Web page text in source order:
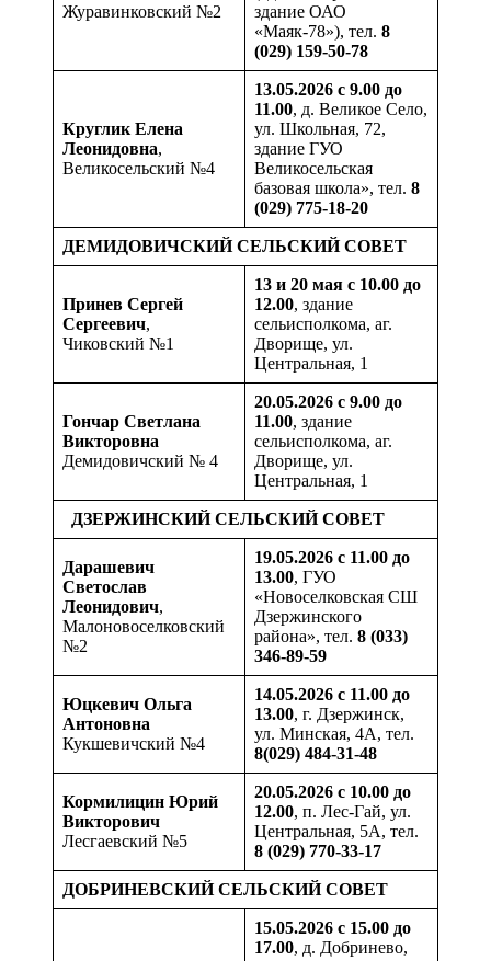
Журавинковский №2
здание ОАО
«Маяк-78»), тел. 8
(029) 159-50-78
Круглик Елена
Леонидовна,
Великосельский №4
13.05.2026 с 9.00 до
11.00, д. Великое Село,
ул. Школьная, 72,
здание ГУО
Великосельская
базовая школа», тел. 8
(029) 775-18-20
ДЕМИДОВИЧСКИЙ СЕЛЬСКИЙ СОВЕТ
Принев Сергей
Сергеевич,
Чиковский №1
13 и 20 мая с 10.00 до
12.00, здание
сельисполкома, аг.
Дворище, ул.
Центральная, 1
Гончар Светлана
Викторовна
Демидовичский № 4
20.05.2026 с 9.00 до
11.00, здание
сельисполкома, аг.
Дворище, ул.
Центральная, 1
ДЗЕРЖИНСКИЙ СЕЛЬСКИЙ СОВЕТ
Дарашевич
Светослав
Леонидович,
Малоновоселковский
№2
19.05.2026 с 11.00 до
13.00, ГУО
«Новоселковская СШ
Дзержинского
района», тел. 8 (033)
346-89-59
Юцкевич Ольга
Антоновна
Кукшевичский №4
14.05.2026 с 11.00 до
13.00, г. Дзержинск,
ул. Минская, 4А, тел.
8(029) 484-31-48
Кормилицин Юрий
Викторович
Лесгаевский №5
20.05.2026 с 10.00 до
12.00, п. Лес-Гай, ул.
Центральная, 5А, тел.
8 (029) 770-33-17
ДОБРИНЕВСКИЙ СЕЛЬСКИЙ СОВЕТ
15.05.2026 с 15.00 до
17.00, д. Добринево,